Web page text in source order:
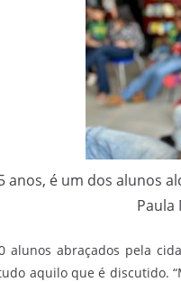
anos, é um dos alunos
Paula
alunos abraçados pela
aquilo que é discutido.